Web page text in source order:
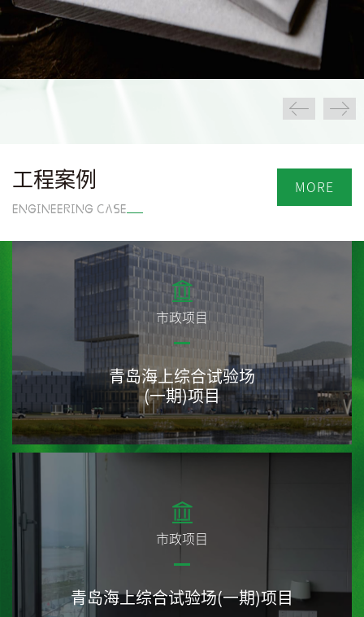
工程案例
ENGINEERING CASE
MORE
市政项目
青岛海上综合试验场
(一期)项目
市政项目
青岛海上综合试验场(一期)项目